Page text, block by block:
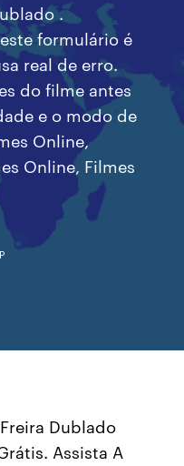
.
formulário é
real de erro.
do filme antes
e o modo de
Online,
Online, Filmes
Dublado
Assista A